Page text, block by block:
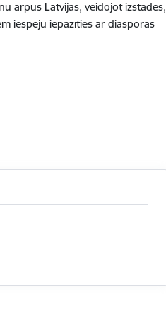
ārpus Latvijas, veidojot izstādes,
iespēju iepazīties ar diasporas